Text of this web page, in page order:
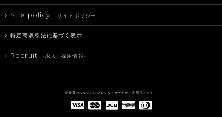
Site policy -サイトポリシー-
特定商取引法に基づく表示
Recruit -求人・採用情報-
制作費のお支払いにクレジットカードがご利用頂けます。